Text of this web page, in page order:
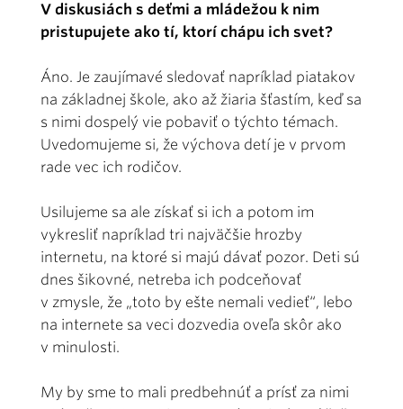
V diskusiách s deťmi a mládežou k nim
pristupujete ako tí, ktorí chápu ich svet?
Áno. Je zaujímavé sledovať napríklad piatakov
na základnej škole, ako až žiaria šťastím, keď sa
s nimi dospelý vie pobaviť o týchto témach.
Uvedomujeme si, že výchova detí je v prvom
rade vec ich rodičov.
Usilujeme sa ale získať si ich a potom im
vykresliť napríklad tri najväčšie hrozby
internetu, na ktoré si majú dávať pozor. Deti sú
dnes šikovné, netreba ich podceňovať
v zmysle, že „toto by ešte nemali vedieť“, lebo
na internete sa veci dozvedia oveľa skôr ako
v minulosti.
My by sme to mali predbehnúť a prísť za nimi